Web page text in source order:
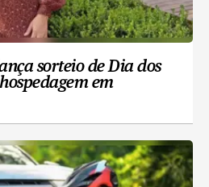
sorteio de Dia dos
em